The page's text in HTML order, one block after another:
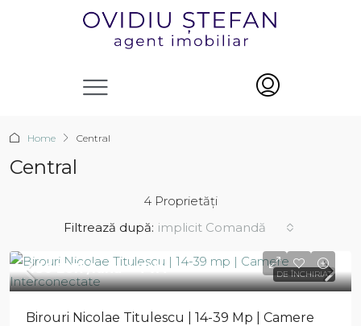
Home Central
Central
4 Proprietăți
Filtrează după: implicit Comandă
DE ÎNCHIRIAT
430 EUR/luna + TVA
Birouri Nicolae Titulescu | 14-39 Mp | Camere